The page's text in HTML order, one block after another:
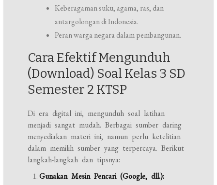
Keberagaman suku, agama, ras, dan
antargolongan di Indonesia.
Peran warga negara dalam pembangunan.
Cara Efektif Mengunduh
(Download) Soal Kelas 3 SD
Semester 2 KTSP
Di era digital ini, mengunduh soal latihan
menjadi sangat mudah. Berbagai sumber daring
menyediakan materi ini, namun perlu ketelitian
dalam memilih sumber yang terpercaya. Berikut
langkah-langkah dan tipsnya:
Gunakan Mesin Pencari (Google, dll.):